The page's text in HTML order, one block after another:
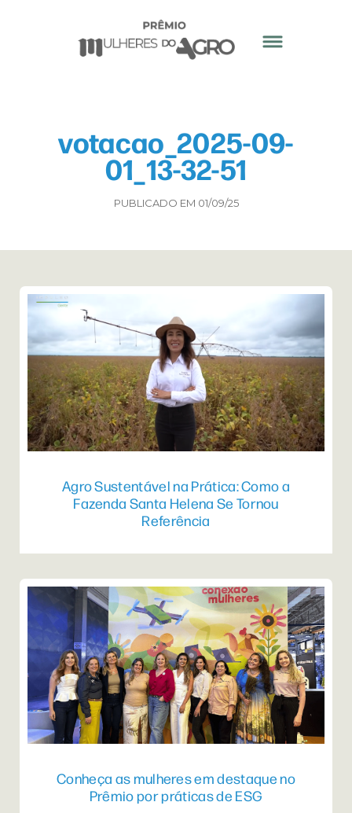
votacao_2025-09-
01_13-32-51
PUBLICADO EM 01/09/25
Agro Sustentável na Prática: Como a
Fazenda Santa Helena Se Tornou
Referência
Conheça as mulheres em destaque no
Prêmio por práticas de ESG